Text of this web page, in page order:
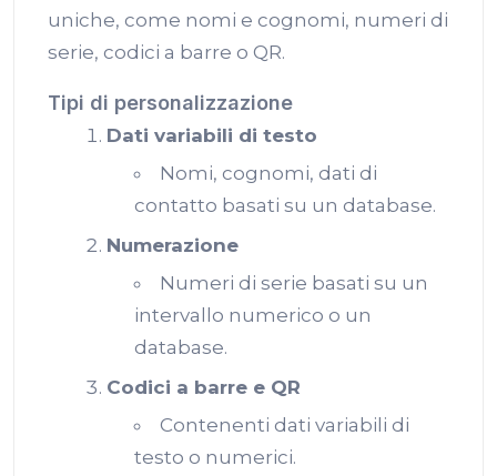
uniche, come nomi e cognomi, numeri di
serie, codici a barre o QR.
Tipi di personalizzazione
Dati variabili di testo
Nomi, cognomi, dati di
contatto basati su un database.
Numerazione
Numeri di serie basati su un
intervallo numerico o un
database.
Codici a barre e QR
Contenenti dati variabili di
testo o numerici.